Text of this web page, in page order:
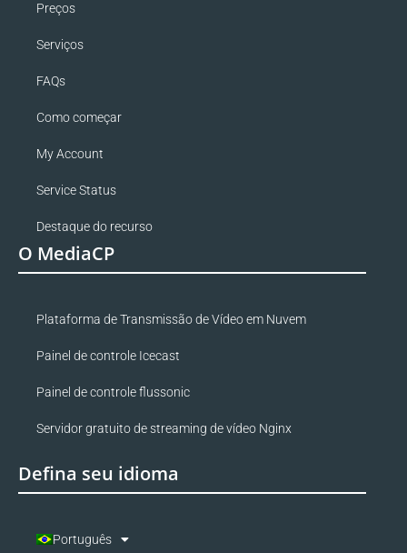
Preços
Serviços
FAQs
Como começar
My Account
Service Status
Destaque do recurso
O MediaCP
Plataforma de Transmissão de Vídeo em Nuvem
Painel de controle Icecast
Painel de controle flussonic
Servidor gratuito de streaming de vídeo Nginx
Defina seu idioma
Português